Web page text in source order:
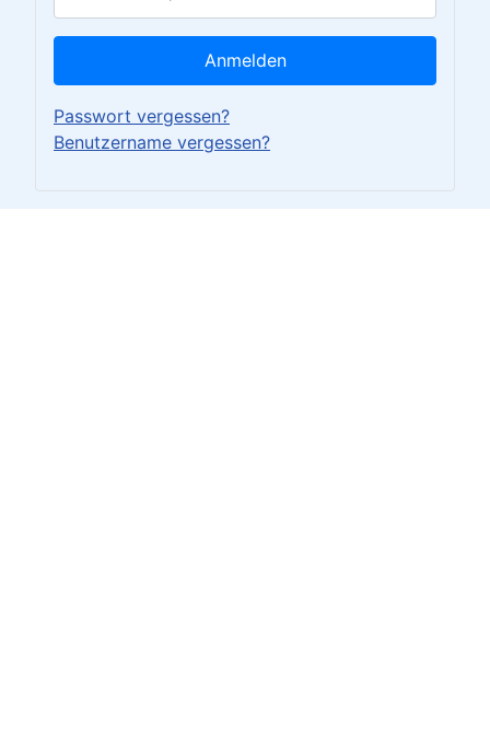
Anmelden
Passwort vergessen?
Benutzername vergessen?